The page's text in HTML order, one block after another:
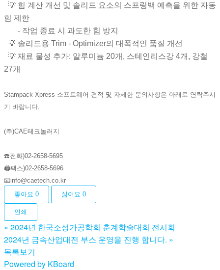
💡 힘 계산 개선 및 솔리드 요소의 스프링백 예측을 위한 자동
힘 제한
- 작업 종료 시 과도한 힘 방지
💡 솔리드용 Trim - Optimizer의 대폭적인 품질 개선
💡 재료 물성 추가: 알루미늄 20개, 스테인리스강 4개, 강철
27개
Stampack Xpress 소프트웨어 견적 및 자세한 문의사항은 아래로 연락주시
기 바랍니다.
(주)CAE테크놀러지
☎️전화)02-2658-5695
🖨️팩스)02-2658-5696
📧info@caetech.co.kr
좋아요 0 싫어요 0
인쇄
« 2024년 한국소성가공학회 춘계학술대회 전시회
2024년 금속산업대전 부스 운영을 진행 합니다. »
목록보기
Powered by KBoard